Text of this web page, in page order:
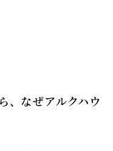
、なぜアルクハウ